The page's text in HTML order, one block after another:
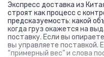
Экспресс доставка из
строят как процесс с
предсказуемость: какой
когда груз окажется на
поставку. Если вы
вы управляете поставкой.
“примерный вес” и слова